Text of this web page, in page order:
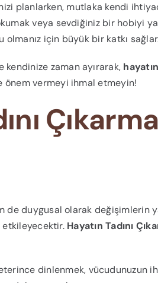
planlarken, mutlaka kendi
veya sevdiğiniz bir hobiyi
için büyük bir katkı
kendinize zaman ayırarak,
önem vermeyi ihmal etmeyin!
de duygusal olarak değişimlerin
etkileyecektir. Hayatın Tadını
dinlenmek, vücudunuzun